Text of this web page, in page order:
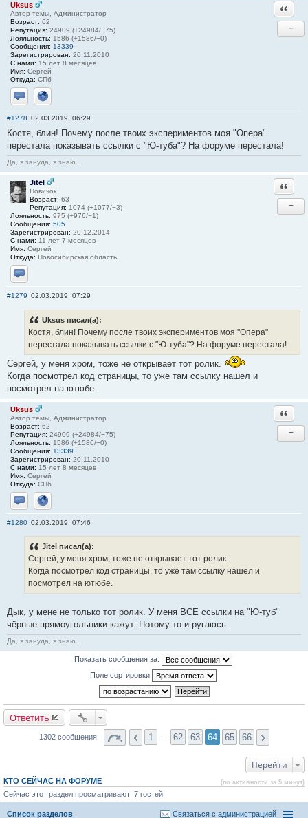
Uksus
Автор темы, Администратор
Возраст: 62
Репутация: 24909 (+24984/−75)
Лояльность: 1586 (+1586/−0)
Сообщения: 13339
Зарегистрирован: 20.11.2010
С нами: 15 лет 8 месяцев
Имя: Сергей
Откуда: СПб
Отправить личное сообщение
Сайт
−
#1278 02.03.2019, 06:29
Костя, блин! Почему после твоих экспериментов моя "Опера"
перестала показывать ссылки с "Ю-туба"? На форуме перестала!
Да, я зануда, я знаю...
Jitel
Новичок
Возраст: 63
Репутация: 1074 (+1077/−3)
Лояльность: 975 (+976/−1)
Сообщения: 505
Зарегистрирован: 20.12.2014
С нами: 11 лет 7 месяцев
Имя: Сергей
Откуда: Новосибирская область
Отправить личное сообщение
−
#1279 02.03.2019, 07:29
Uksus писал(а):
Костя, блин! Почему после твоих экспериментов моя "Опера"
перестала показывать ссылки с "Ю-туба"? На форуме перестала!
Сергей, у меня хром, тоже не открывает тот ролик.
Когда посмотрел код страницы, то уже там ссылку нашел и
посмотрел на ютюбе.
Uksus
Автор темы, Администратор
Возраст: 62
Репутация: 24909 (+24984/−75)
Лояльность: 1586 (+1586/−0)
Сообщения: 13339
Зарегистрирован: 20.11.2010
С нами: 15 лет 8 месяцев
Имя: Сергей
Откуда: СПб
Отправить личное сообщение
Сайт
−
#1280 02.03.2019, 07:46
Jitel писал(а):
Сергей, у меня хром, тоже не открывает тот ролик.
Когда посмотрел код страницы, то уже там ссылку нашел и
посмотрел на ютюбе.
Дык, у мене не только тот ролик. У меня ВСЕ ссылки на "Ю-туб"
чёрные прямоугольники кажут. Потому-то и ругаюсь.
Да, я зануда, я знаю...
Показать сообщения за:
Поле сортировки
Ответить
1302 сообщения 1 … 62 63 64 65 66
Перейти
КТО СЕЙЧАС НА ФОРУМЕ (по активности за 5 минут)
Сейчас этот раздел просматривают: 7 гостей
Список разделов Связаться с администрацией